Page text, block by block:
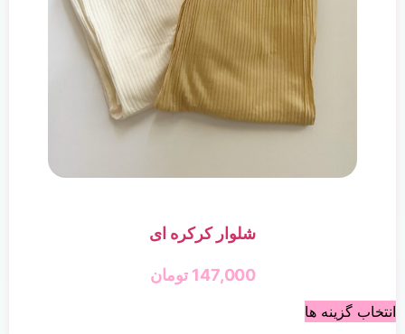
شلوار کرکره ای
147,000 تومان
انتخاب گزینه ها